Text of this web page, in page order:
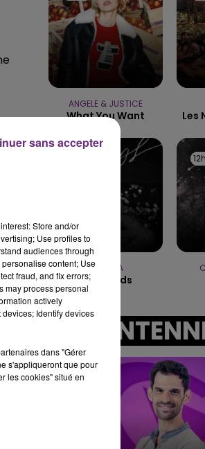
11h00 - 16h00
LE WEEK-END
ANGELE & JUSTICE
What You Want Les
RIHANNA
Diamonds
A
Store and/or
Use profiles to
audiences through
content; Use
fraud, and fix errors;
may process personal
actively
Identify devices
dans "Gérer
s'appliqueront que pour
les cookies" situé en
sans accepter